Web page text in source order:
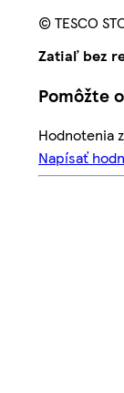
© TESCO
Zatiaľ bez
Pomôžte
Hodnotenia
Napísať